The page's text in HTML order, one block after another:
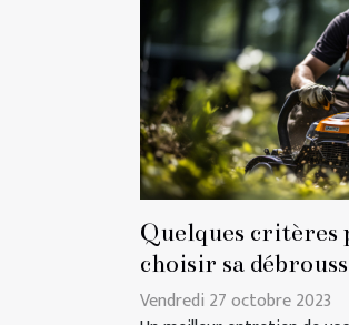
Quelques critères
choisir sa
Vendredi 27 octobre 2023